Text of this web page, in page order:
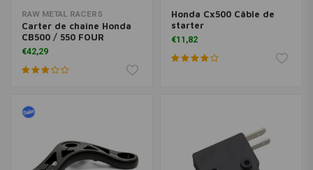
RAW METAL RACERS
Carter de chaîne Honda
CB500 / 550 FOUR
€42,29
Honda Cx500 Câble de
starter
€11,82